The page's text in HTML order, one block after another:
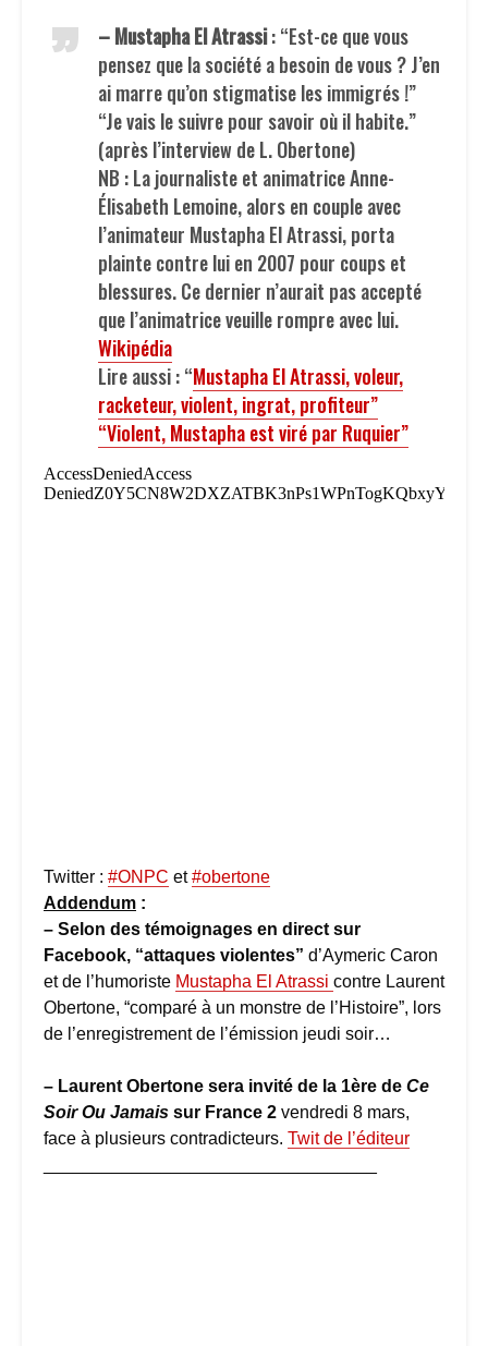
– Mustapha El Atrassi: “Est-ce que vous
pensez que la société a besoin de vous ? J’en
ai marre qu’on stigmatise les immigrés !”
“Je vais le suivre pour savoir où il habite.”
(après l’interview de L. Obertone)
NB : La journaliste et animatrice Anne-
Élisabeth Lemoine, alors en couple avec
l’animateur Mustapha El Atrassi, porta
plainte contre lui en 2007 pour coups et
blessures. Ce dernier n’aurait pas accepté
que l’animatrice veuille rompre avec lui.
Wikipédia
Lire aussi : “Mustapha El Atrassi, voleur,
racketeur, violent, ingrat, profiteur”
“Violent, Mustapha est viré par Ruquier”
Twitter : #ONPC et#obertone
Addendum :
– Selon des témoignages en direct sur
Facebook, “attaques violentes” d’Aymeric Caron
et de l’humoriste Mustapha El Atrassi contre Laurent
Obertone, “comparé à un monstre de l’Histoire”, lors
de l’enregistrement de l’émission jeudi soir…
– Laurent Obertone sera invité de la 1ère de Ce
Soir Ou Jamais sur France 2 vendredi 8 mars,
face à plusieurs contradicteurs. Twit de l’éditeur